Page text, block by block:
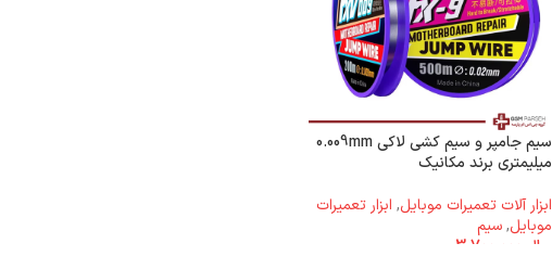
سیم جامپر و سیم کشی لاکی 0.009mm
میلیمتری برند مکانیک
ابزار آلات تعمیرات موبایل, ابزار تعمیرات
موبایل,سیم
ریال